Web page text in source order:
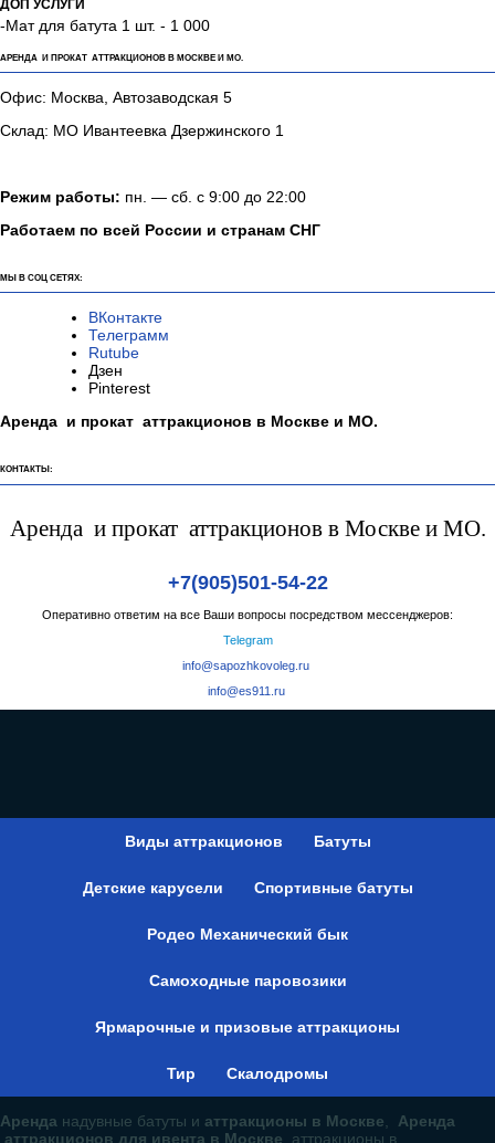
ДОП УСЛУГИ
-Мат для батута 1 шт. - 1 000
АРЕНДА И ПРОКАТ АТТРАКЦИОНОВ В МОСКВЕ И МО.
Офис: Москва, Автозаводская 5
Склад: МО Ивантеевка Дзержинского 1
Режим работы: пн. — сб. с 9:00 до 22:00
Работаем по всей России и странам СНГ
МЫ В СОЦ СЕТЯХ:
ВКонтакте
Телеграмм
Rutube
Дзен
Pinterest
Аренда и прокат аттракционов в Москве и МО.
КОНТАКТЫ:
Аренда и прокат аттракционов в Москве и МО.
+7(905)501-54-22
Оперативно ответим на все Ваши вопросы посредством мессенджеров:
Telegram
info@sapozhkovoleg.ru
info@es911.ru
Виды аттракционов Батуты
Детские карусели Спортивные батуты
Родео Механический бык
Самоходные паровозики
Ярмарочные и призовые аттракционы
Тир Скалодромы
Аренда надувные батуты и аттракционы в Москве, Аренда
аттракционов для ивента в Москве , аттракционы в